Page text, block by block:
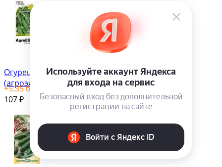
Огурец Эколь F1
(агроэлита) 5 шт
+5.35бонус(ов)
107 ₽